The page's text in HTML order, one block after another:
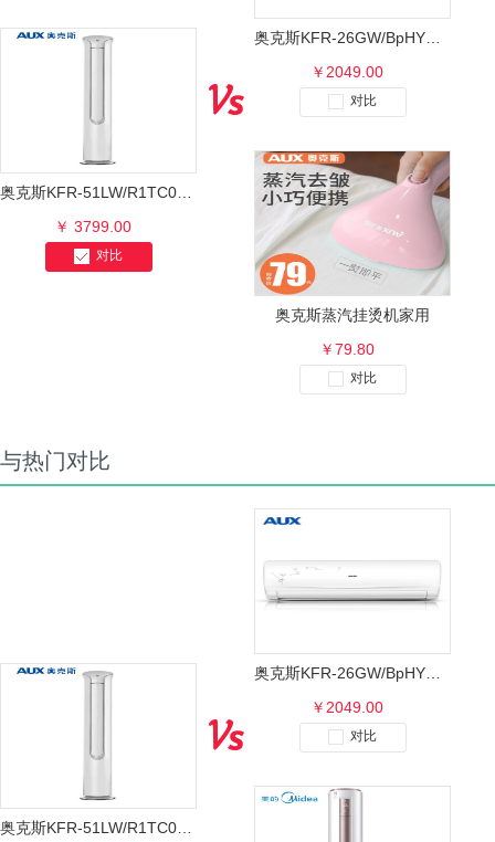
￥ 3799.00
对比
￥2049.00
对比
奥克斯蒸汽挂烫机家用
￥79.80
对比
与热门对比
￥2049.00
对比